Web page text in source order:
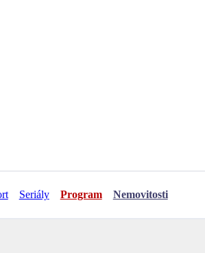
Seriály Program Nemovitosti